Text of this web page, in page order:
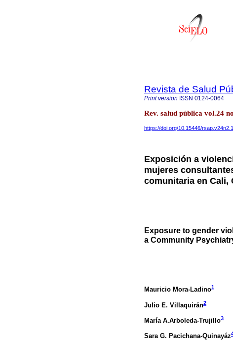
Revista de Salud
Print version ISSN 0124-0064
Rev. salud pública vol.24
https://doi.org/10.15446/
Exposición a
mujeres
comunitaria en Cali,
Exposure to gender
a Community
Mauricio Mora-Ladino1
Julio E. Villaquirán2
María A.Arboleda-Trujillo3
Sara G. Pacichana-Quinayáz